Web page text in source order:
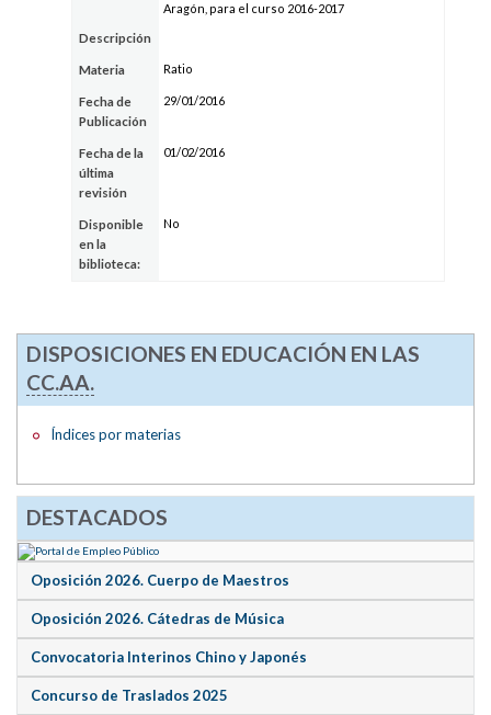
Aragón, para el curso 2016-2017
Descripción
Materia Ratio
Fecha de
Publicación
29/01/2016
Fecha de la
última
revisión
01/02/2016
Disponible
en la
biblioteca:
No
DISPOSICIONES EN EDUCACIÓN EN LAS
CC.AA.
Índices por materias
DESTACADOS
Oposición 2026. Cuerpo de Maestros
Oposición 2026. Cátedras de Música
Convocatoria Interinos Chino y Japonés
Concurso de Traslados 2025